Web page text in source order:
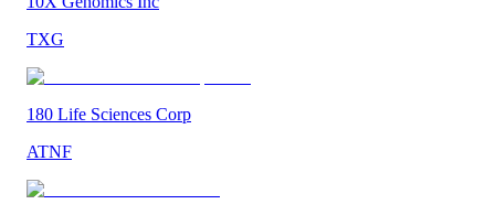
TXG
180 Life Sciences Corp
ATNF